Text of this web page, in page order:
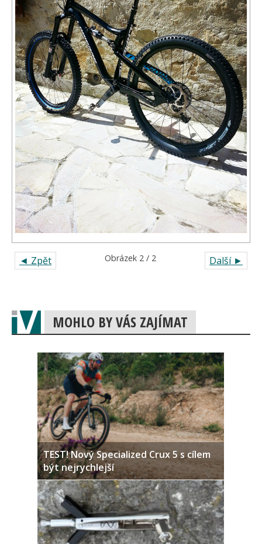
◄ Zpět Další ►
Obrázek 2 / 2
MOHLO BY VÁS ZAJÍMAT
TEST! Nový Specialized Crux 5 s cílem
být nejrychlejší